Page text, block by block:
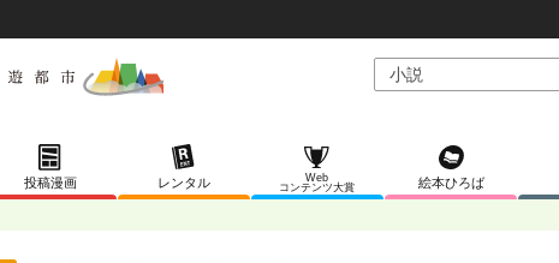
投稿漫画 レンタル
Web
コンテンツ大賞
絵本ひろば